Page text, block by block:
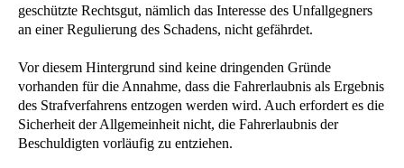
geschützte Rechtsgut, nämlich das Interesse des Unfallgegners
an einer Regulierung des Schadens, nicht gefährdet.
Vor diesem Hintergrund sind keine dringenden Gründe
vorhanden für die Annahme, dass die Fahrerlaubnis als Ergebnis
des Strafverfahrens entzogen werden wird. Auch erfordert es die
Sicherheit der Allgemeinheit nicht, die Fahrerlaubnis der
Beschuldigten vorläufig zu entziehen.